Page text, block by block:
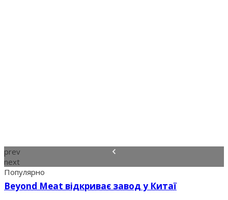
prev
next
Популярно
Beyond Meat відкриває завод у Китаї